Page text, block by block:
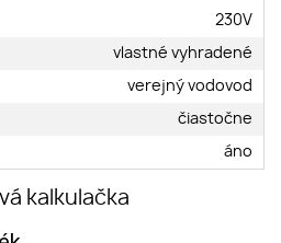
230V
vlastné vyhradené
verejný vodovod
čiastočne
áno
kalkulačka